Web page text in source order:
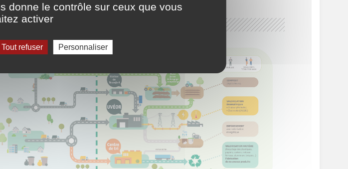
donne le contrôle sur ceux que vous
activer
Tout refuser Personnaliser